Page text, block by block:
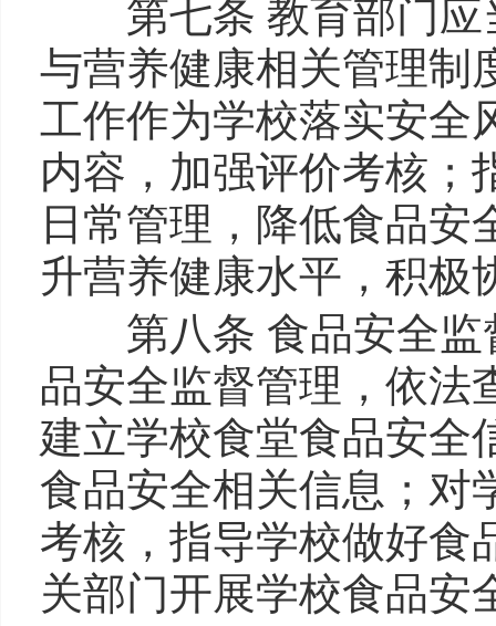
第七条 教育部门应
与营养健康相关管理制
工作作为学校落实安全
内容，加强评价考核；
日常管理，降低食品
升营养健康水平，积极
第八条 食品安全监
品安全监督管理，依法
建立学校食堂食品安全
食品安全相关信息；对
考核，指导学校做好食
关部门开展学校食品安